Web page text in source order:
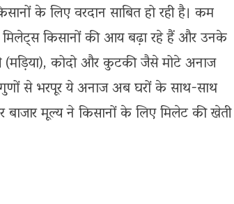
के लिए वरदान साबित हो रही है। कम
मिलेट्स किसानों की आय बढ़ा रहे हैं और उनके
(मड़िया), कोदो और कुटकी जैसे मोटे अनाज
से भरपूर ये अनाज अब घरों के साथ-साथ
बाजार मूल्य ने किसानों के लिए मिलेट की खेती